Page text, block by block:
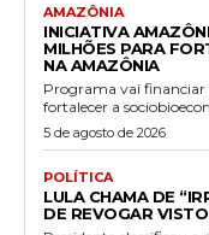
AMAZÔNIA
INICIATIVA
MILHÕES PARA
NA AMAZÔNIA
Programa vai financiar
fortalecer a
5 de agosto de 2026
POLÍTICA
LULA CHAMA DE
DE REVOGAR